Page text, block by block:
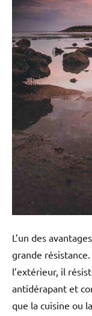
L’un des
grande
l’extérieur, il
antidérapant et
que la cuisine ou